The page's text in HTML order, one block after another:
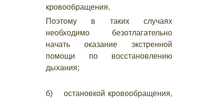
кровообращения.
Поэтому в таких случаях
необходимо безотлагательно
начать оказание экстренной
помощи по восстановлению
дыхания;
б) остановкой кровообращения,